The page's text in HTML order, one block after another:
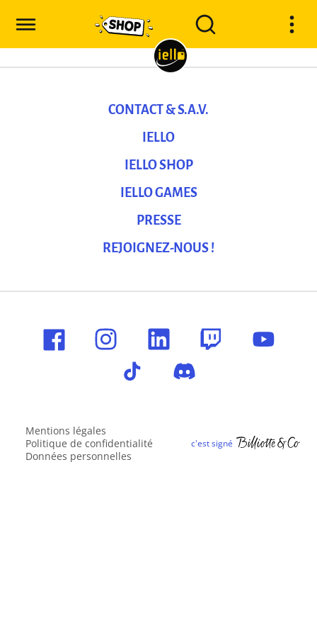
CONTACT & S.A.V.
IELLO
IELLO SHOP
IELLO GAMES
PRESSE
REJOIGNEZ-NOUS !
Mentions légales
Politique de confidentialité
Données personnelles